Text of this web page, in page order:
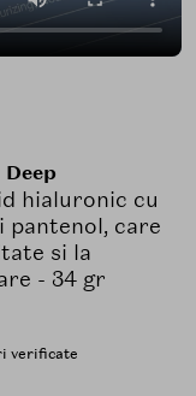
hialuronic cu
pantenol, care
si la
- 34 gr
verificate